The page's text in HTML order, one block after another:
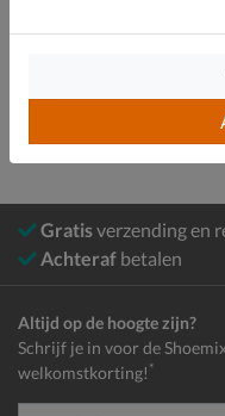
Gratisverzending en
Achteraf betalen
Altijd op de hoogte zijn?
Schrijf je in voor de
welkomstkorting! *